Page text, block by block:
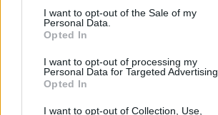
consent section.
I want to opt-out of the Sale of my
Personal Data.
Opted In
I want to opt-out of processing my
Personal Data for Targeted Advertising.
Opted In
I want to opt-out of Collection, Use,